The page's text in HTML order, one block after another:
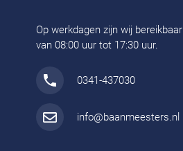
Op werkdagen zijn wij bereikbaar
van 08:00 uur tot 17:30 uur.
0341-437030
info@baanmeesters.nl